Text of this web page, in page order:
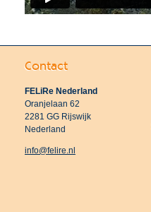
Contact
FELiRe Nederland
Oranjelaan 62
2281 GG Rijswijk
Nederland
info@felire.nl